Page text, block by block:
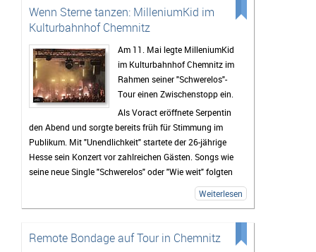
zahlreichen Rettungskräfte direkt vor Ort.
Als erster Voract startete der Rapper
welcher mit Sommerkleid und Wassereis die passende
musikalische Untermalung für den sich langsam
nähernden und damit Abkühlung versprechenden
Sonnenuntergang lieferte. Mit seinen 17 Jahren und
seinem FeaturegastKid Kapri
konnte er die Fans, die
sich schon nachmittags in die Stadionsonne trauten,
begeistern.
Der zweite Programmpunkt des OpenAir-Abends wurde
das Publikum vonBlonddurch ihre Hits zum mitsingen
und mittanzen bewegt, was schon zeigte, dass sich
niemand die Partystimmung von der drückenden
an das Publikum haben die Chemnitzerinnen gedacht:
Wenn Sterne tanzen: MilleniumKid im
Kulturbahnhof Chemnitz
Am 11. Mai legte MilleniumKid
im Kulturbahnhof Chemnitz im
Rahmen seiner "Schwerelos"-
Tour einen Zwischenstopp ein.
Als Voract eröffnete Serpentin
den Abend und sorgte bereits früh für Stimmung im
Publikum. Mit "Unendlichkeit" startete der 26-jährige
Hesse sein Konzert vor zahlreichen Gästen. Songs wie
seine neue Single "Schwerelos" oder "Wie weit" folgten
und sorgten für echte Gefühle auf der Bühne. Auch der
neue Song "Liebe" war Teil der Setlist. Mit "Vielleicht
Weiterlesen
Remote Bondage auf Tour in Chemnitz